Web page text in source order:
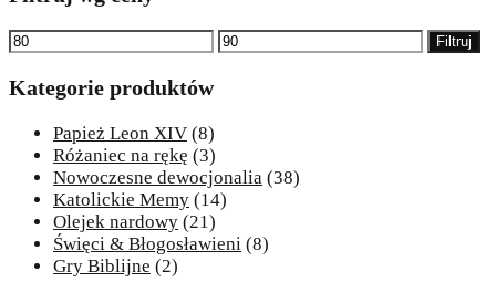
Cena
Cena
Filtruj
Kategorie produktów
Papież Leon XIV (8)
Różaniec na rękę (3)
Nowoczesne dewocjonalia (38)
Katolickie Memy (14)
Olejek nardowy (21)
Święci & Błogosławieni (8)
Gry Biblijne (2)